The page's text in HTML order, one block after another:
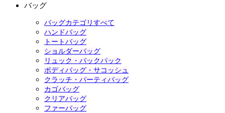
バッグ
バッグカテゴリすべて
ハンドバッグ
トートバッグ
ショルダーバッグ
リュック・バックパック
ボディバッグ・サコッシュ
クラッチ・パーティバッグ
カゴバッグ
クリアバッグ
ファーバッグ